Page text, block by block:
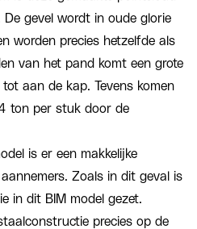
gevel wordt in oude glorie
worden precies hetzelfde als
van het pand komt een grote
aan de kap. Tevens komen
ton per stuk door de
is er een makkelijke
Zoals in dit geval is
in dit BIM model gezet.
precies op de